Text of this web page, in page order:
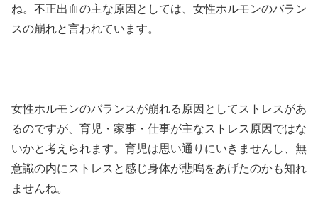
ね。不正出血の主な原因としては、女性ホルモンのバラン
スの崩れと言われています。
女性ホルモンのバランスが崩れる原因としてストレスがあ
るのですが、育児・家事・仕事が主なストレス原因ではな
いかと考えられます。育児は思い通りにいきませんし、無
意識の内にストレスと感じ身体が悲鳴をあげたのかも知れ
ませんね。